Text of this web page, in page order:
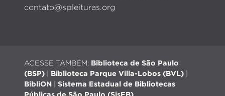
contato@spleituras.org
ACESSE TAMBÉM: Biblioteca de São Paulo
(BSP)
Biblioteca Parque Villa-Lobos (BVL)
BibliON
Sistema Estadual de Bibliotecas
Públicas de São Paulo (SisEB)